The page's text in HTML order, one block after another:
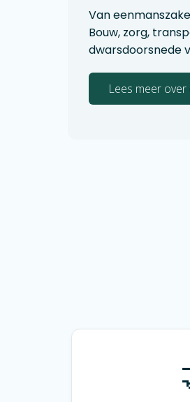
Van
Bouw, zorg,
dwarsdoorsnede
Lees meer